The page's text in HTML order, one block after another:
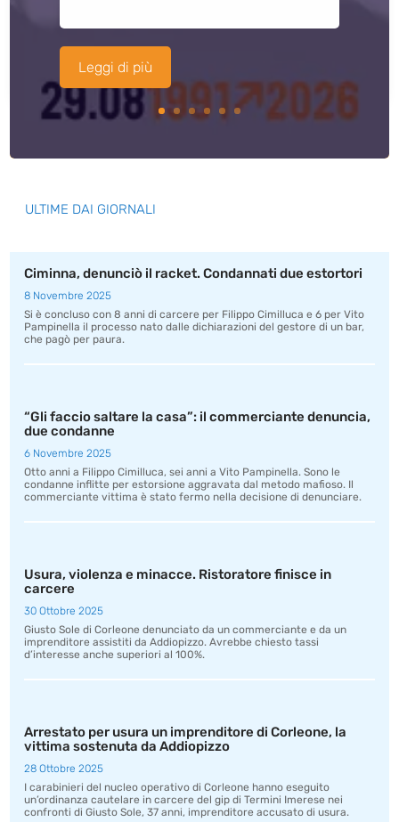
Leggi di più
ULTIME DAI GIORNALI
Ciminna, denunciò il racket. Condannati due estortori
8 Novembre 2025
Si è concluso con 8 anni di carcere per Filippo Cimilluca e 6 per Vito
Pampinella il processo nato dalle dichiarazioni del gestore di un bar,
che pagò per paura.
“Gli faccio saltare la casa”: il commerciante denuncia,
due condanne
6 Novembre 2025
Otto anni a Filippo Cimilluca, sei anni a Vito Pampinella. Sono le
condanne inflitte per estorsione aggravata dal metodo mafioso. Il
commerciante vittima è stato fermo nella decisione di denunciare.
Usura, violenza e minacce. Ristoratore finisce in
carcere
30 Ottobre 2025
Giusto Sole di Corleone denunciato da un commerciante e da un
imprenditore assistiti da Addiopizzo. Avrebbe chiesto tassi
d’interesse anche superiori al 100%.
Arrestato per usura un imprenditore di Corleone, la
vittima sostenuta da Addiopizzo
28 Ottobre 2025
I carabinieri del nucleo operativo di Corleone hanno eseguito
un’ordinanza cautelare in carcere del gip di Termini Imerese nei
confronti di Giusto Sole, 37 anni, imprenditore accusato di usura.